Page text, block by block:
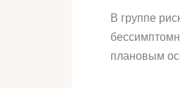
В группе
плановым